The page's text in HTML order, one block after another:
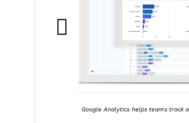
Google Analytics helps teams track